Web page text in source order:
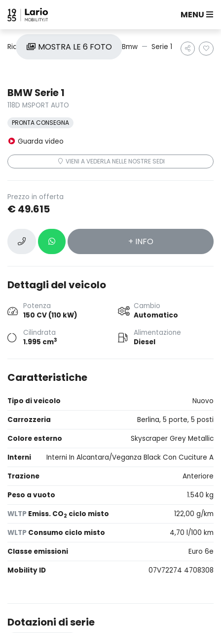
MENU
Ricerca auto Nuove e Km0 Bmw Serie 1
MOSTRA LE 6 FOTO
BMW Serie 1
118D MSPORT AUTO
PRONTA CONSEGNA
Guarda video
VIENI A VEDERLA NELLE NOSTRE SEDI
Prezzo in offerta
€ 49.615
+ INFO
Dettagli del veicolo
Potenza
150 CV (110 kW)
Cambio
Automatico
Cilindrata
1.995 cm3
Alimentazione
Diesel
Caratteristiche
Tipo di veicolo
Nuovo
Carrozzeria
Berlina, 5 porte, 5 posti
Colore esterno
Skyscraper Grey Metallic
Interni
Interni In Alcantara/Veganza Black Con Cuciture A
Trazione
Anteriore
Peso a vuoto
1.540 kg
WLTP Emiss. CO2 ciclo misto
122,00 g/km
WLTP Consumo ciclo misto
4,70 l/100 km
Classe emissioni
Euro 6e
Mobility ID
07V72274 4708308
Dotazioni di serie